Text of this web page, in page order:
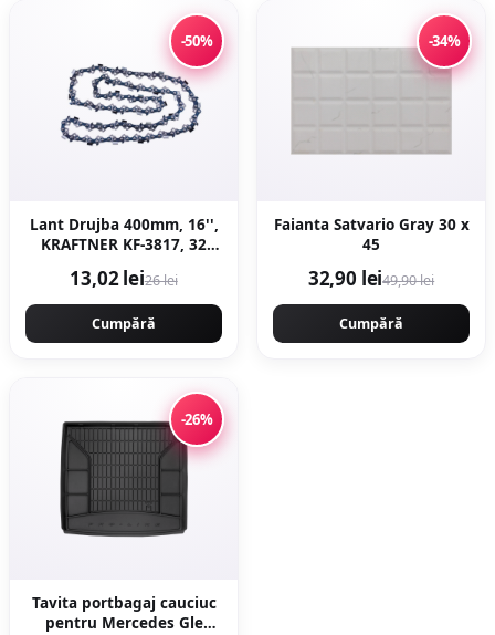
-50%
Lant Drujba 400mm, 16'',
KRAFTNER KF-3817, 32
0.325 motofierastrau
13,02 lei26 lei
Cumpără
-34%
Faianta Satvario Gray 30 x
45
32,90 lei49,90 lei
Cumpără
-26%
Tavita portbagaj cauciuc
pentru Mercedes Gle